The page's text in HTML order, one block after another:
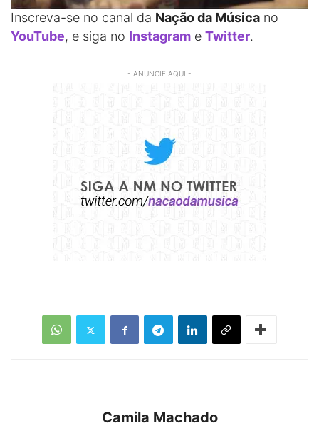
Inscreva-se no canal da Nação da Música no
YouTube, e siga no Instagram e Twitter.
- ANUNCIE AQUI -
Camila Machado